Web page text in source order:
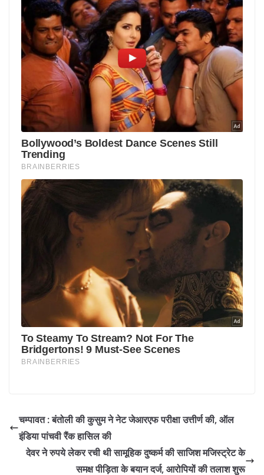
चम्पावत : बंतोली की कुसुम ने नेट जेआरएफ परीक्षा उत्तीर्ण की, ऑल
इंडिया पांचवी रैंक हासिल की
देवर ने रुपये लेकर रची थी सामूहिक दुष्कर्म की साजिश मजिस्ट्रेट के
समक्ष पीड़िता के बयान दर्ज, आरोपियों की तलाश शुरू